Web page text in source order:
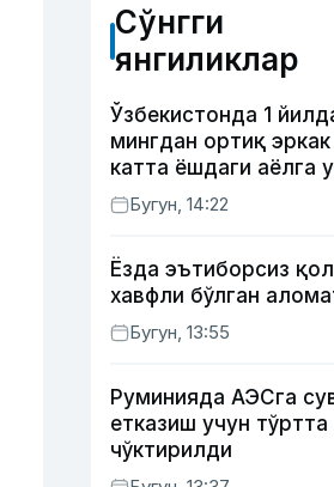
Сўнгги
янгиликлар
Ўзбекистонда 1
мингдан ортиқ
катта ёшдаги аёлга
Бугун, 14:22
Ёзда эътиборсиз
хавфли бўлган
Бугун, 13:55
Руминияда АЭСга
етказиш учун тўртта
чўктирилди